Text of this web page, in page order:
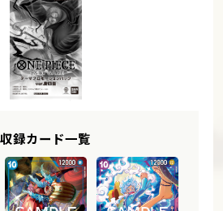
収録カード一覧